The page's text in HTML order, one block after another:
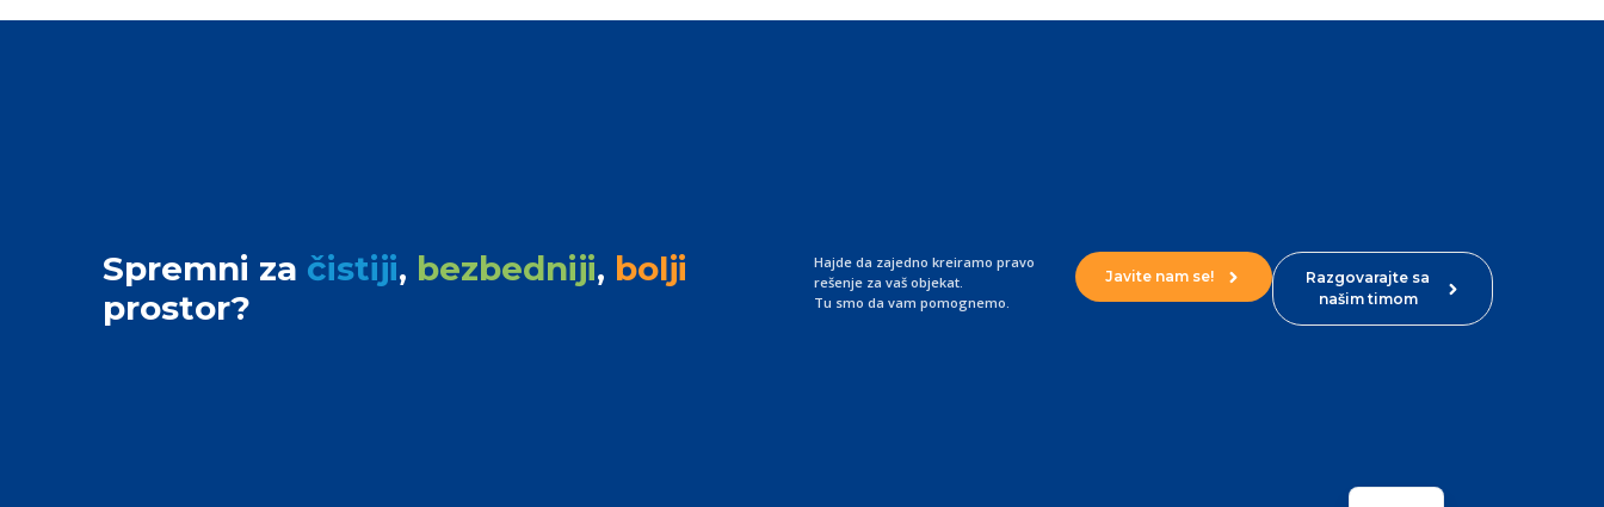
Spremni za čistiji, bezbedniji, bolji
prostor?
Hajde da zajedno kreiramo pravo
rešenje za vaš objekat.
Tu smo da vam pomognemo.
Javite nam se!
Razgovarajte sa
našim timom